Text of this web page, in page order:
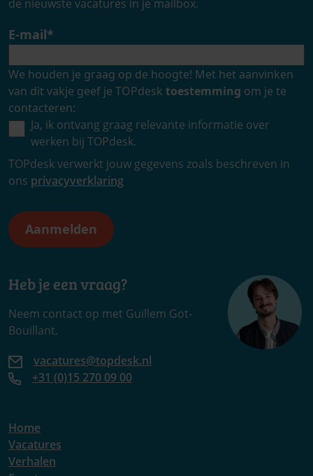
de nieuwste vacatures in je mailbox.
E-mail*
We houden je graag op de hoogte! Met het aanvinken
van dit vakje geef je TOPdesk toestemming om je te
contacteren:
Ja, ik ontvang graag relevante informatie over
werken bij TOPdesk.
TOPdesk verwerkt jouw gegevens zoals beschreven in
ons privacyverklaring
Heb je een vraag?
Neem contact op met Guillem Got-
Bouillant.
vacatures@topdesk.nl
+31 (0)15 270 09 00
Home
Vacatures
Verhalen